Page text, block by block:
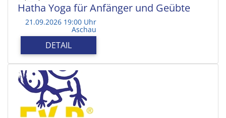
Hatha Yoga für Anfänger und Geübte
21.09.2026 19:00 Uhr
Aschau
DETAIL